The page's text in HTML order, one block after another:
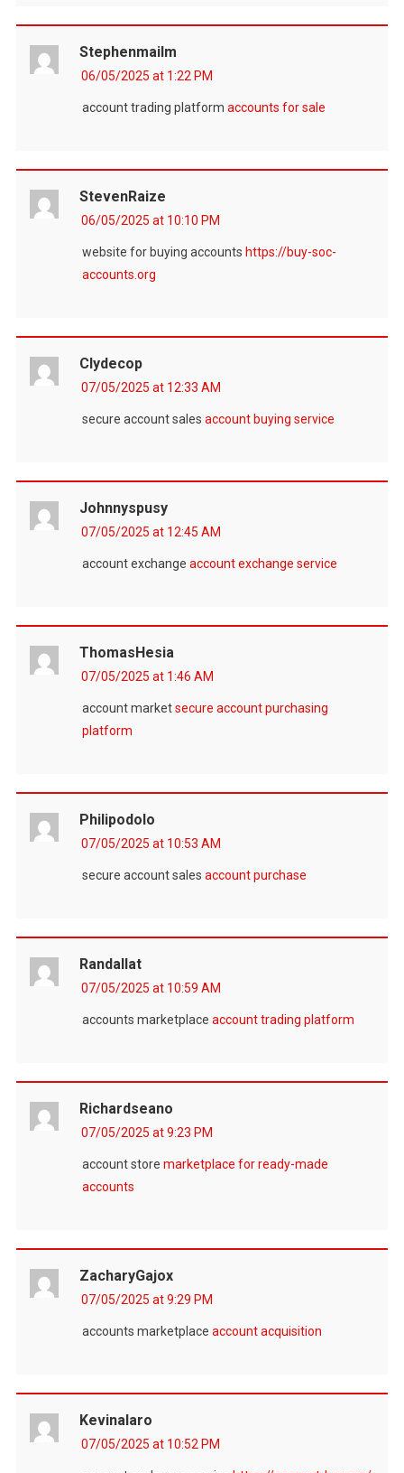
Stephenmailm
06/05/2025 at 1:22 PM
account trading platform accounts for sale
StevenRaize
06/05/2025 at 10:10 PM
website for buying accounts https://buy-soc-
accounts.org
Clydecop
07/05/2025 at 12:33 AM
secure account sales account buying service
Johnnyspusy
07/05/2025 at 12:45 AM
account exchange account exchange service
ThomasHesia
07/05/2025 at 1:46 AM
account marketsecure account purchasing
platform
Philipodolo
07/05/2025 at 10:53 AM
secure account sales account purchase
Randallat
07/05/2025 at 10:59 AM
accounts marketplace account trading platform
Richardseano
07/05/2025 at 9:23 PM
account store marketplace for ready-made
accounts
ZacharyGajox
07/05/2025 at 9:29 PM
accounts marketplace account acquisition
Kevinalaro
07/05/2025 at 10:52 PM